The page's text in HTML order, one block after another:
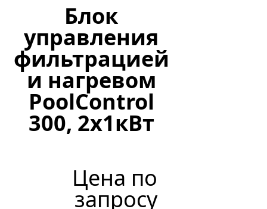
Блок
управления
фильтрацией
и нагревом
PoolСontrol
300, 2х1кВт
Цена по
запросу